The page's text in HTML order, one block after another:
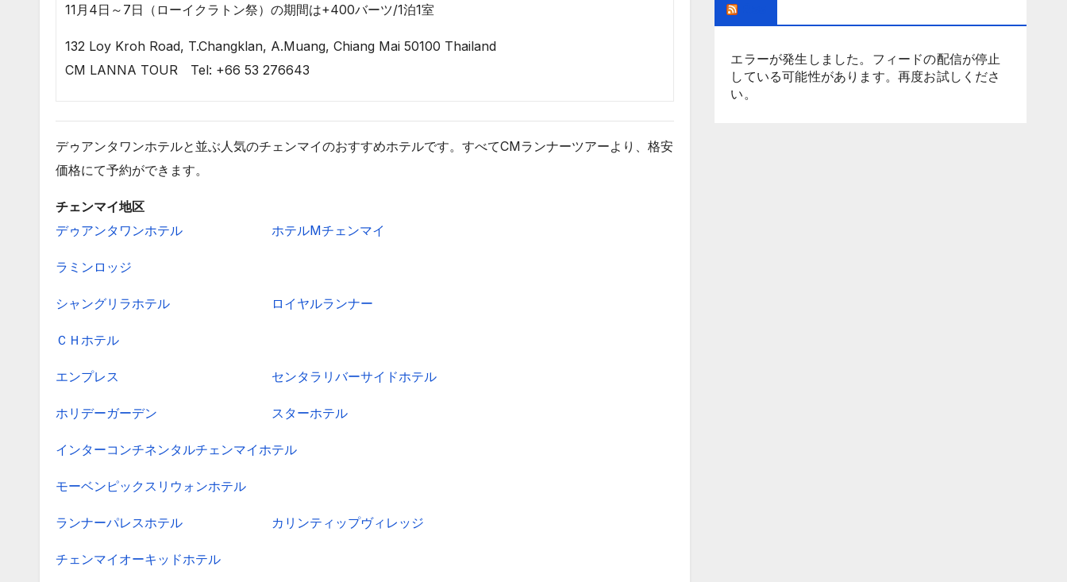
11月4日～7日（ローイクラトン祭）の期間は+400バーツ/1泊1室
132 Loy Kroh Road, T.Changklan, A.Muang, Chiang Mai 50100 Thailand
CM LANNA TOUR Tel: +66 53 276643
デゥアンタワンホテルと並ぶ人気のチェンマイのおすすめホテルです。すべてCMランナーツアーより、格安
価格にて予約ができます。
チェンマイ地区
デゥアンタワンホテル
ホテルMチェンマイ
ラミンロッジ
シャングリラホテル ロイヤルランナー
ＣＨホテル
エンプレス センタラリバーサイドホテル
ホリデーガーデン スターホテル
インターコンチネンタルチェンマイホテル
モーベンピックスリウォンホテル
ランナーパレスホテル カリンティップヴィレッジ
チェンマイオーキッドホテル
エラーが発生しました。フィードの配信が停止
している可能性があります。再度お試しくださ
い。